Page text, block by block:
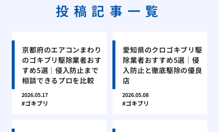
投稿記事一覧
京都府のエアコンまわり
のゴキブリ駆除業者おす
すめ5選｜侵入防止まで
相談できるプロを比較
2026.05.17
ゴキブリ
愛知県のクロゴキブリ駆
除業者おすすめ5選｜侵
入防止と徹底駆除の優良
店
2026.05.08
ゴキブリ